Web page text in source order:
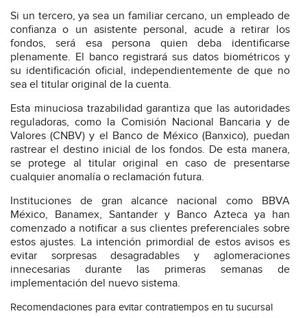
Si un tercero, ya sea un familiar cercano, un empleado de
confianza o un asistente personal, acude a retirar los
fondos, será esa persona quien deba identificarse
plenamente. El banco registrará sus datos biométricos y
su identificación oficial, independientemente de que no
sea el titular original de la cuenta.
Esta minuciosa trazabilidad garantiza que las autoridades
reguladoras, como la Comisión Nacional Bancaria y de
Valores (CNBV) y el Banco de México (Banxico), puedan
rastrear el destino inicial de los fondos. De esta manera,
se protege al titular original en caso de presentarse
cualquier anomalía o reclamación futura.
Instituciones de gran alcance nacional como BBVA
México, Banamex, Santander y Banco Azteca ya han
comenzado a notificar a sus clientes preferenciales sobre
estos ajustes. La intención primordial de estos avisos es
evitar sorpresas desagradables y aglomeraciones
innecesarias durante las primeras semanas de
implementación del nuevo sistema.
Recomendaciones para evitar contratiempos en tu sucursal